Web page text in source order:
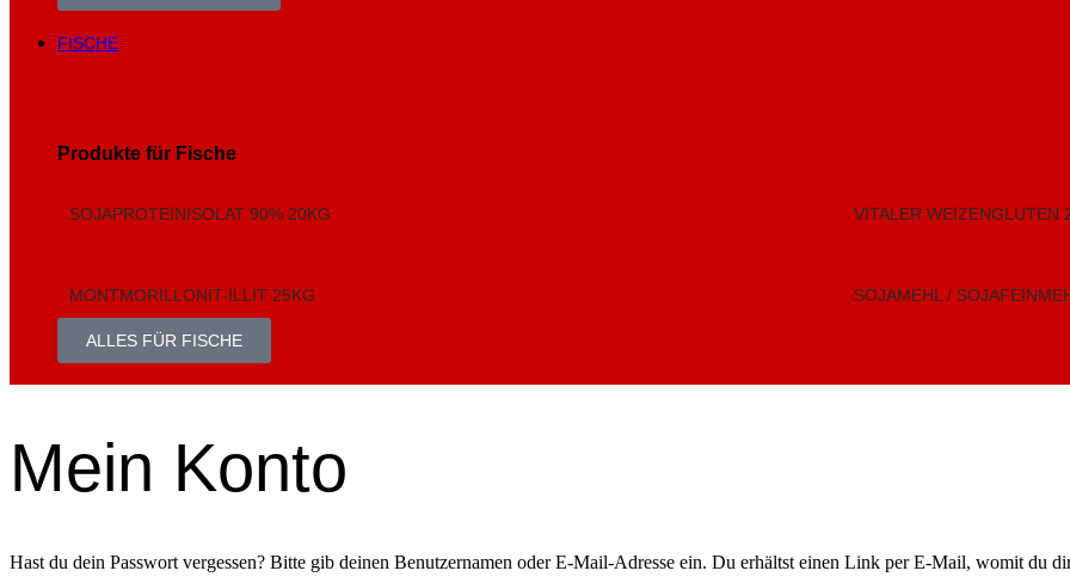
FISCHE
Produkte für Fische
SOJAPROTEINISOLAT 90% 20KG VITALER WEIZENGLUTEN
MONTMORILLONIT-ILLIT 25KG SOJAMEHL /
ALLES FÜR FISCHE
Mein Konto
Hast du dein Passwort vergessen? Bitte gib deinen Benutzernamen oder E-Mail-Adresse ein. Du erhältst einen Link per E-Mail, womit du